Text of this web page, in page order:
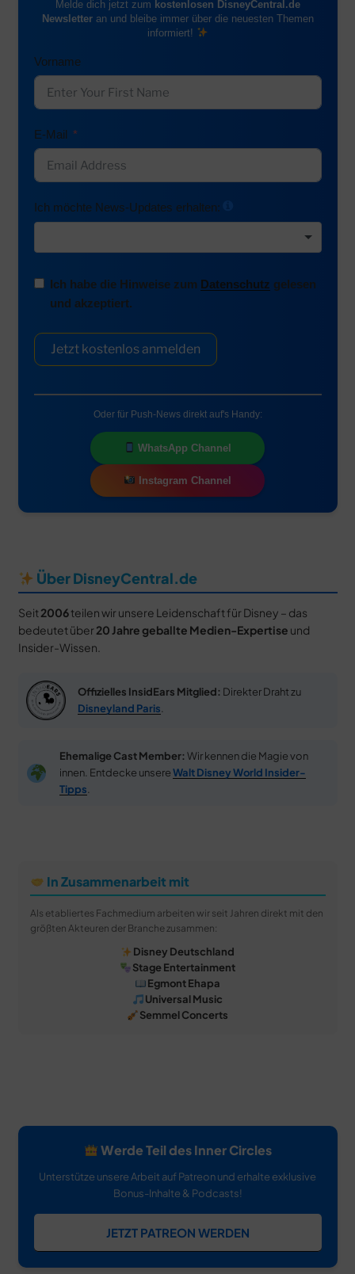
Melde dich jetzt zum kostenlosen DisneyCentral.de
Newsletteran und bleibe immer über die neuesten Themen
informiert!
Vorname
E-Mail
Ich möchte News-Updates erhalten:
Ich habe die Hinweise zum Datenschutz gelesen
und akzeptiert.
Jetzt kostenlos anmelden
Oder für Push-News direkt auf's Handy:
WhatsApp Channel
Instagram Channel
Über DisneyCentral.de
Seit 2006teilen wir unsere Leidenschaft für Disney – das
bedeutet über 20 Jahre geballte Medien-Expertise und
Insider-Wissen.
Offizielles InsidEars Mitglied: Direkter Draht zu
Disneyland Paris.
Ehemalige Cast Member: Wir kennen die Magie von
innen. Entdecke unsereWalt Disney World Insider-
Tipps.
In Zusammenarbeit mit
Als etabliertes Fachmedium arbeiten wir seit Jahren direkt mit den
größten Akteuren der Branche zusammen:
Disney Deutschland
Stage Entertainment
Egmont Ehapa
Universal Music
Semmel Concerts
Werde Teil des Inner Circles
Unterstütze unsere Arbeit auf Patreon und erhalte exklusive
Bonus-Inhalte & Podcasts!
JETZT PATREON WERDEN